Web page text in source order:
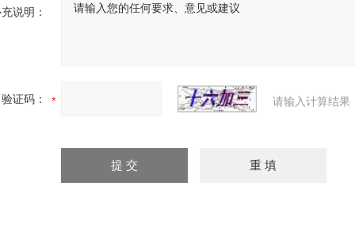
说明：
验证码： 请输入计算结果